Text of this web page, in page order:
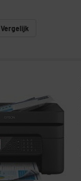
Vergelijk